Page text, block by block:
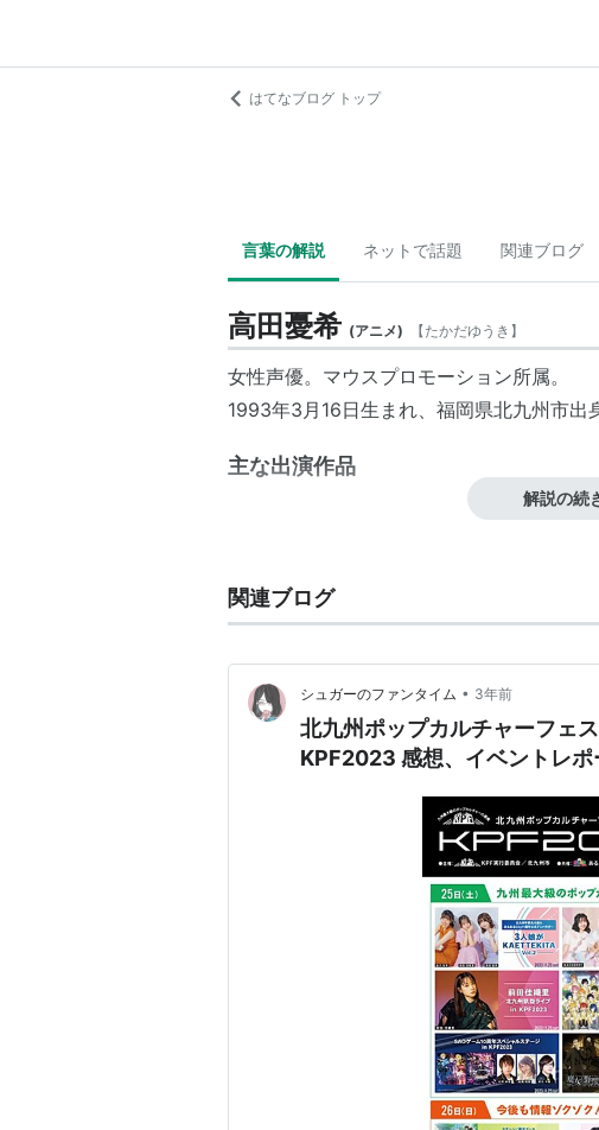
はてなブログ トップ
言葉の解説 ネットで話題 関連ブログ
高田憂希 (アニメ) 【たかだゆうき 】
女性声優。マウスプロモーション所属。
1993年3月16日生まれ、福岡県北九州市出
主な出演作品
NEW GAME!
ゲーム
Tokyo 7th シスターズ （天堂寺ムスビ）
リスト::声優/た行
解説の続
関連ブログ
シュガーのファンタイム • 3年前
北九州ポップカルチャーフェ
KPF2023 感想、イベントレポ